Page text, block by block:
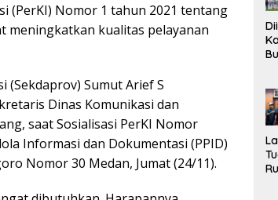
(PerKI) Nomor 1 tahun 2021 tentang
meningkatkan kualitas pelayanan
(Sekdaprov) Sumut Arief S
Dinas Komunikasi dan
saat Sosialisasi PerKI Nomor
Informasi dan Dokumentasi (PPID)
Nomor 30 Medan, Jumat (24/11).